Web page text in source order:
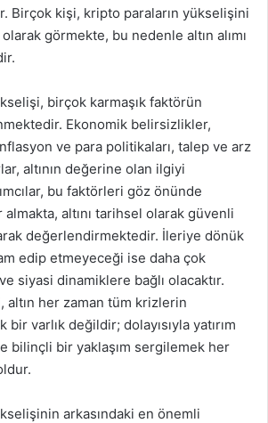
Birçok kişi, kripto paraların yükselişini
olarak görmekte, bu nedenle altın alımı
birçok karmaşık faktörün
Ekonomik belirsizlikler,
ve para politikaları, talep ve arz
altının değerine olan ilgiyi
bu faktörleri göz önünde
altını tarihsel olarak güvenli
değerlendirmektedir. İleriye dönük
edip etmeyeceği ise daha çok
siyasi dinamiklere bağlı olacaktır.
altın her zaman tüm krizlerin
varlık değildir; dolayısıyla yatırım
bilinçli bir yaklaşım sergilemek her
arkasındaki en önemli